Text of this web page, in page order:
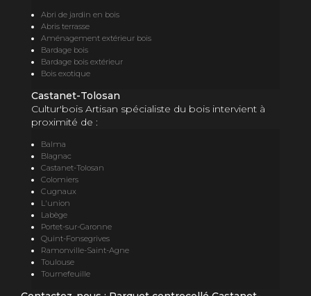
Abri de jardin en bois
Abris terrasse
Aménagement extérieur bois
Bardage bois
Bardage bois extérieur
Bois exotique
Castanet-Tolosan
Cultur'bois Artisan spécialiste du bois intervient à
proximité de :
Balma
Blagnac
Castanet-Tolosan
Colomiers
Cugnaux
L'union
Labège
Portet-sur-Garonne
Quint-Fonsegrives
Ramonville-Saint-Agne
Toulouse
Tournefeuille